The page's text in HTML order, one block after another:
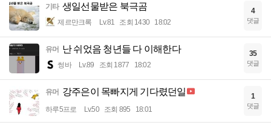
기타 생일선물받은 북극곰
제르만크록 Lv.81 조회 1430 18:02
4
댓글
유머 난 쉬었음 청년들 다 이해한다
썽바 Lv.89 조회 1877 18:02
35
댓글
유머 강주은이 목빠지게 기다렸던일
하루5프로 Lv.50 조회 895 18:01
1
댓글